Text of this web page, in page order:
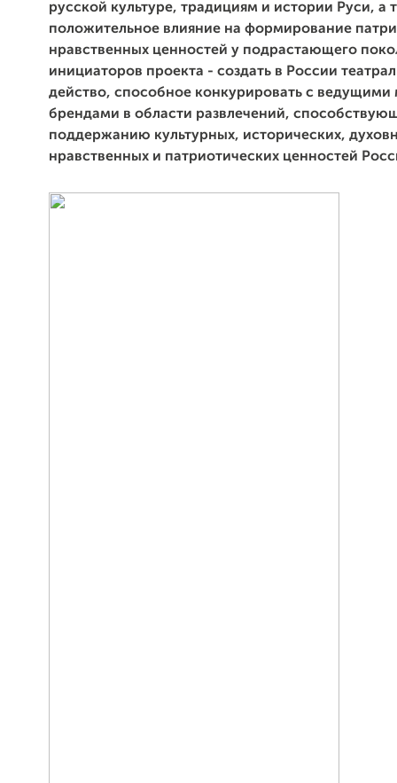
русской культуре, традициям и истории Руси, а
положительное влияние на формирование
нравственных ценностей у подрастающего
инициаторов проекта - создать в России
действо, способное конкурировать с
брендами в области развлечений,
поддержанию культурных, исторических,
нравственных и патриотических ценностей